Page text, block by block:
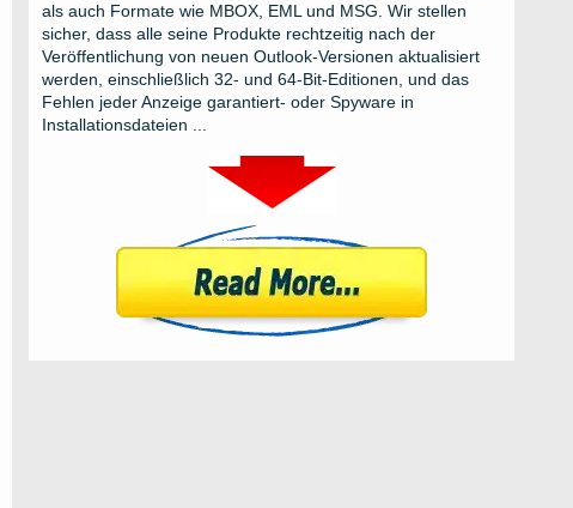
als auch Formate wie MBOX, EML und MSG. Wir stellen
sicher, dass alle seine Produkte rechtzeitig nach der
Veröffentlichung von neuen Outlook-Versionen aktualisiert
werden, einschließlich 32- und 64-Bit-Editionen, und das
Fehlen jeder Anzeige garantiert- oder Spyware in
Installationsdateien ...